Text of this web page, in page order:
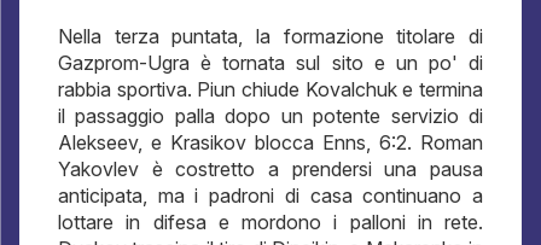
Nella terza puntata, la formazione titolare di
Gazprom-Ugra è tornata sul sito e un po' di
rabbia sportiva. Piun chiude Kovalchuk e termina
il passaggio palla dopo un potente servizio di
Alekseev, e Krasikov blocca Enns, 6:2. Roman
Yakovlev è costretto a prendersi una pausa
anticipata, ma i padroni di casa continuano a
lottare in difesa e mordono i palloni in rete.